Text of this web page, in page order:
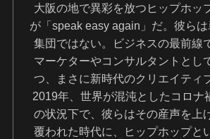
大阪の地で異彩を放つヒップホッ
が「speak easy again」だ。彼ら
集団ではない。ビジネスの最前線
マーケターやコンサルタントとし
つ、まさに新時代のクリエイティ
2019年、世界が混沌としたコロナ
の状況下で、彼らはその産声を上
覆われた時代に、ヒップホップと